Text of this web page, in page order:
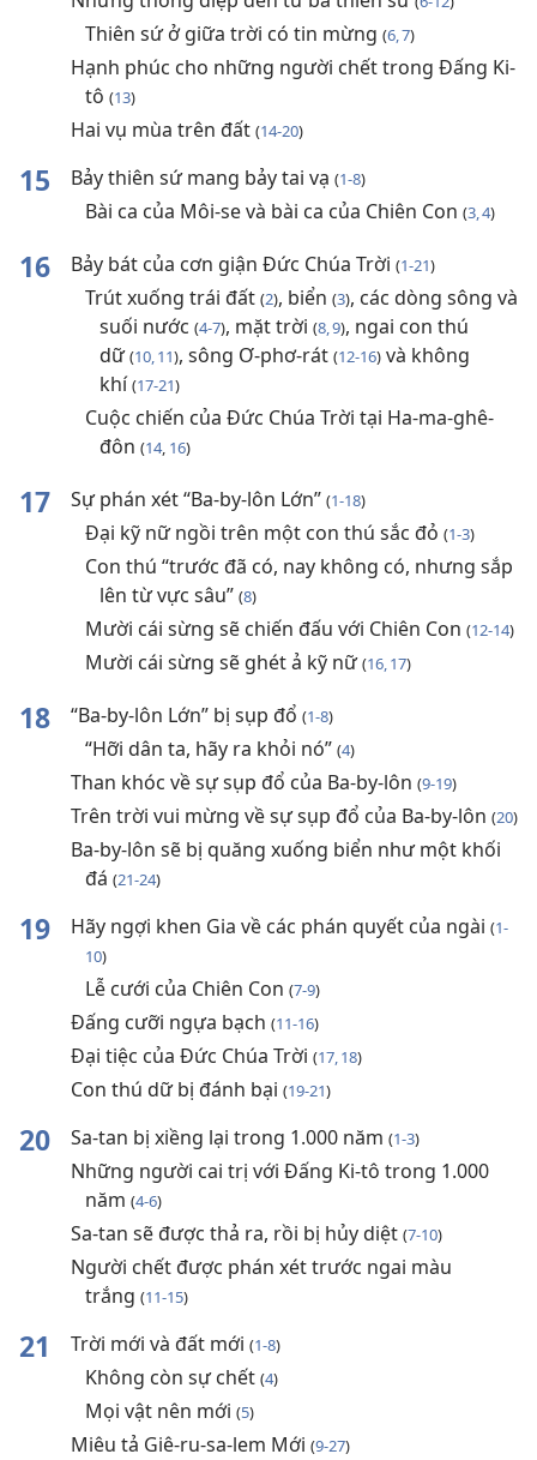
Thiên sứ ở giữa trời có tin mừng (6, 7)
Hạnh phúc cho những người chết trong Đấng Ki-
tô (13)
Hai vụ mùa trên đất (14-20)
15 Bảy thiên sứ mang bảy tai vạ (1-8)
Bài ca của Môi-se và bài ca của Chiên Con (3, 4)
16 Bảy bát của cơn giận Đức Chúa Trời (1-21)
Trút xuống trái đất (2), biển (3), các dòng sông và
suối nước (4-7), mặt trời (8, 9), ngai con thú
dữ(10, 11), sông Ơ-phơ-rát (12-16)và không
khí(17-21)
Cuộc chiến của Đức Chúa Trời tại Ha-ma-ghê-
đôn (14, 16)
17 Sự phán xét “Ba-by-lôn Lớn” (1-18)
Đại kỹ nữ ngồi trên một con thú sắc đỏ (1-3)
Con thú “trước đã có, nay không có, nhưng sắp
lên từ vực sâu” (8)
Mười cái sừng sẽ chiến đấu với Chiên Con (12-14)
Mười cái sừng sẽ ghét ả kỹ nữ(16, 17)
18 “Ba-by-lôn Lớn” bị sụp đổ (1-8)
“Hỡi dân ta, hãy ra khỏi nó” (4)
Than khóc về sự sụp đổ của Ba-by-lôn (9-19)
Trên trời vui mừng về sự sụp đổ của Ba-by-lôn (20)
Ba-by-lôn sẽ bị quăng xuống biển như một khối
đá (21-24)
19 Hãy ngợi khen Gia về các phán quyết của ngài (1-
10)
Lễ cưới của Chiên Con (7-9)
Đấng cưỡi ngựa bạch (11-16)
Đại tiệc của Đức Chúa Trời (17, 18)
Con thú dữ bị đánh bại (19-21)
20 Sa-tan bị xiềng lại trong 1.000 năm (1-3)
Những người cai trị với Đấng Ki-tô trong 1.000
năm (4-6)
Sa-tan sẽ được thả ra, rồi bị hủy diệt (7-10)
Người chết được phán xét trước ngai màu
trắng (11-15)
21 Trời mới và đất mới (1-8)
Không còn sự chết (4)
Mọi vật nên mới (5)
Miêu tả Giê-ru-sa-lem Mới (9-27)